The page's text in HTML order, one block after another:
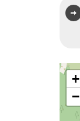
+
−